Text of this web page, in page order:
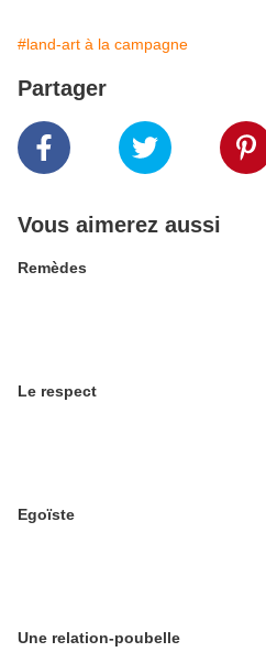
#land-art à la campagne
Partager
Vous aimerez aussi
Remèdes
Le respect
Egoïste
Une relation-poubelle